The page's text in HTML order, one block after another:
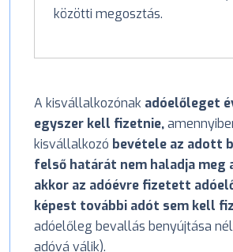
közötti megosztás.
A kisvállalkozónak adóelőleget
egyszer kell fizetnie,
kisvállalkozó bevétele az adott
felső határát nem haladja meg
akkor az adóévre fizetett
képest további adót sem kell
adóelőleg bevallás benyújtása
adóvá válik).